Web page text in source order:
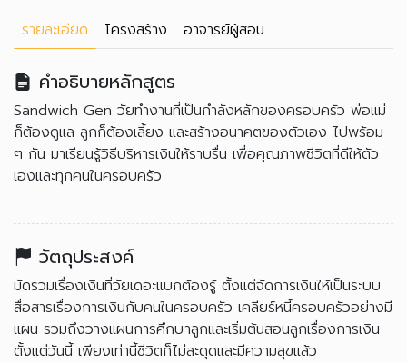
รายละเอียด โครงสร้าง อาจารย์ผู้สอน
คำอธิบายหลักสูตร
Sandwich Gen วัยทำงานที่เป็นกำลังหลักของครอบครัว พ่อแม่
ก็ต้องดูแล ลูกก็ต้องเลี้ยง และสร้างอนาคตของตัวเอง ไปพร้อม
ๆ กัน มาเรียนรู้วิธีบริหารเงินให้ราบรื่น เพื่อคุณภาพชีวิตที่ดีให้ตัว
เองและทุกคนในครอบครัว
วัตถุประสงค์
มัดรวมเรื่องเงินที่วัยเดอะแบกต้องรู้ ตั้งแต่จัดการเงินให้เป็นระบบ
สื่อสารเรื่องการเงินกับคนในครอบครัว เคลียร์หนี้ครอบครัวอย่างมี
แผน รวมถึงวางแผนการศึกษาลูกและเริ่มต้นสอนลูกเรื่องการเงิน
ตั้งแต่วันนี้ เพียงเท่านี้ชีวิตก็ไม่สะดุดและมีความสุขแล้ว